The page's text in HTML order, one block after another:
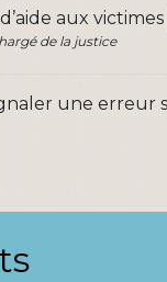
aux victimes
de la justice
une erreur